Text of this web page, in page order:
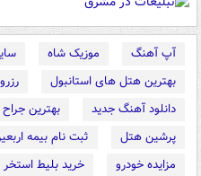
آپ آهنگ موزیک شاه
بهترین هتل های استانبول
دانلود آهنگ جدید
بهترین
پرشین هتل
ثبت نام بیمه
مزایده خودرو
خرید بلیط استخر